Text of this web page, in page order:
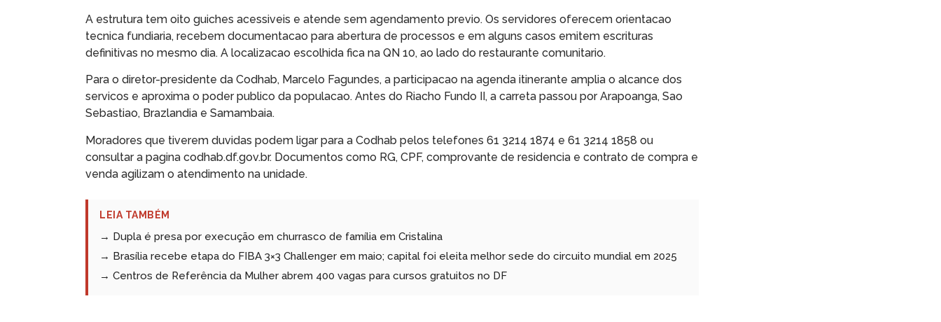
A estrutura tem oito guiches acessiveis e atende sem agendamento previo. Os servidores oferecem orientacao
tecnica fundiaria, recebem documentacao para abertura de processos e em alguns casos emitem escrituras
definitivas no mesmo dia. A localizacao escolhida fica na QN 10, ao lado do restaurante comunitario.
Para o diretor-presidente da Codhab, Marcelo Fagundes, a participacao na agenda itinerante amplia o alcance dos
servicos e aproxima o poder publico da populacao. Antes do Riacho Fundo II, a carreta passou por Arapoanga, Sao
Sebastiao, Brazlandia e Samambaia.
Moradores que tiverem duvidas podem ligar para a Codhab pelos telefones 61 3214 1874 e 61 3214 1858 ou
consultar a pagina codhab.df.gov.br. Documentos como RG, CPF, comprovante de residencia e contrato de compra e
venda agilizam o atendimento na unidade.
LEIA TAMBÉM
→ Dupla é presa por execução em churrasco de família em Cristalina
→ Brasília recebe etapa do FIBA 3×3 Challenger em maio; capital foi eleita melhor sede do circuito mundial em 2025
→ Centros de Referência da Mulher abrem 400 vagas para cursos gratuitos no DF